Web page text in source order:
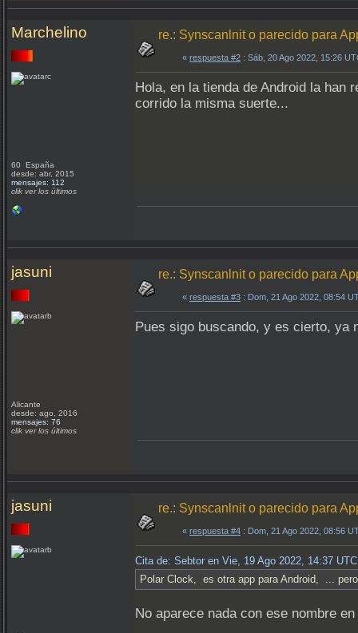
Marchelino
60 España
desde: abr, 2015
mensajes: 112
clik ver los últimos
re.: Synscanlnit o parecido para
« respuesta #2 : Sáb, 20 Ago 2022, 15:26
Hola, en la tienda de Android la han
corrido la misma suerte...
jasuni
Alicante
desde: ago, 2016
mensajes: 76
clik ver los últimos
re.: Synscanlnit o parecido para
« respuesta #3 : Dom, 21 Ago 2022, 08:54
Pues sigo buscando, y es cierto, ya
jasuni re.: Synscanlnit o parecido para
« respuesta #4 : Dom, 21 Ago 2022, 08:56
Cita de: Sebtor en Vie, 19 Ago 2022, 14:37 UTC
Polar Clock, es otra app para Android, ...
No aparece nada con ese nombre